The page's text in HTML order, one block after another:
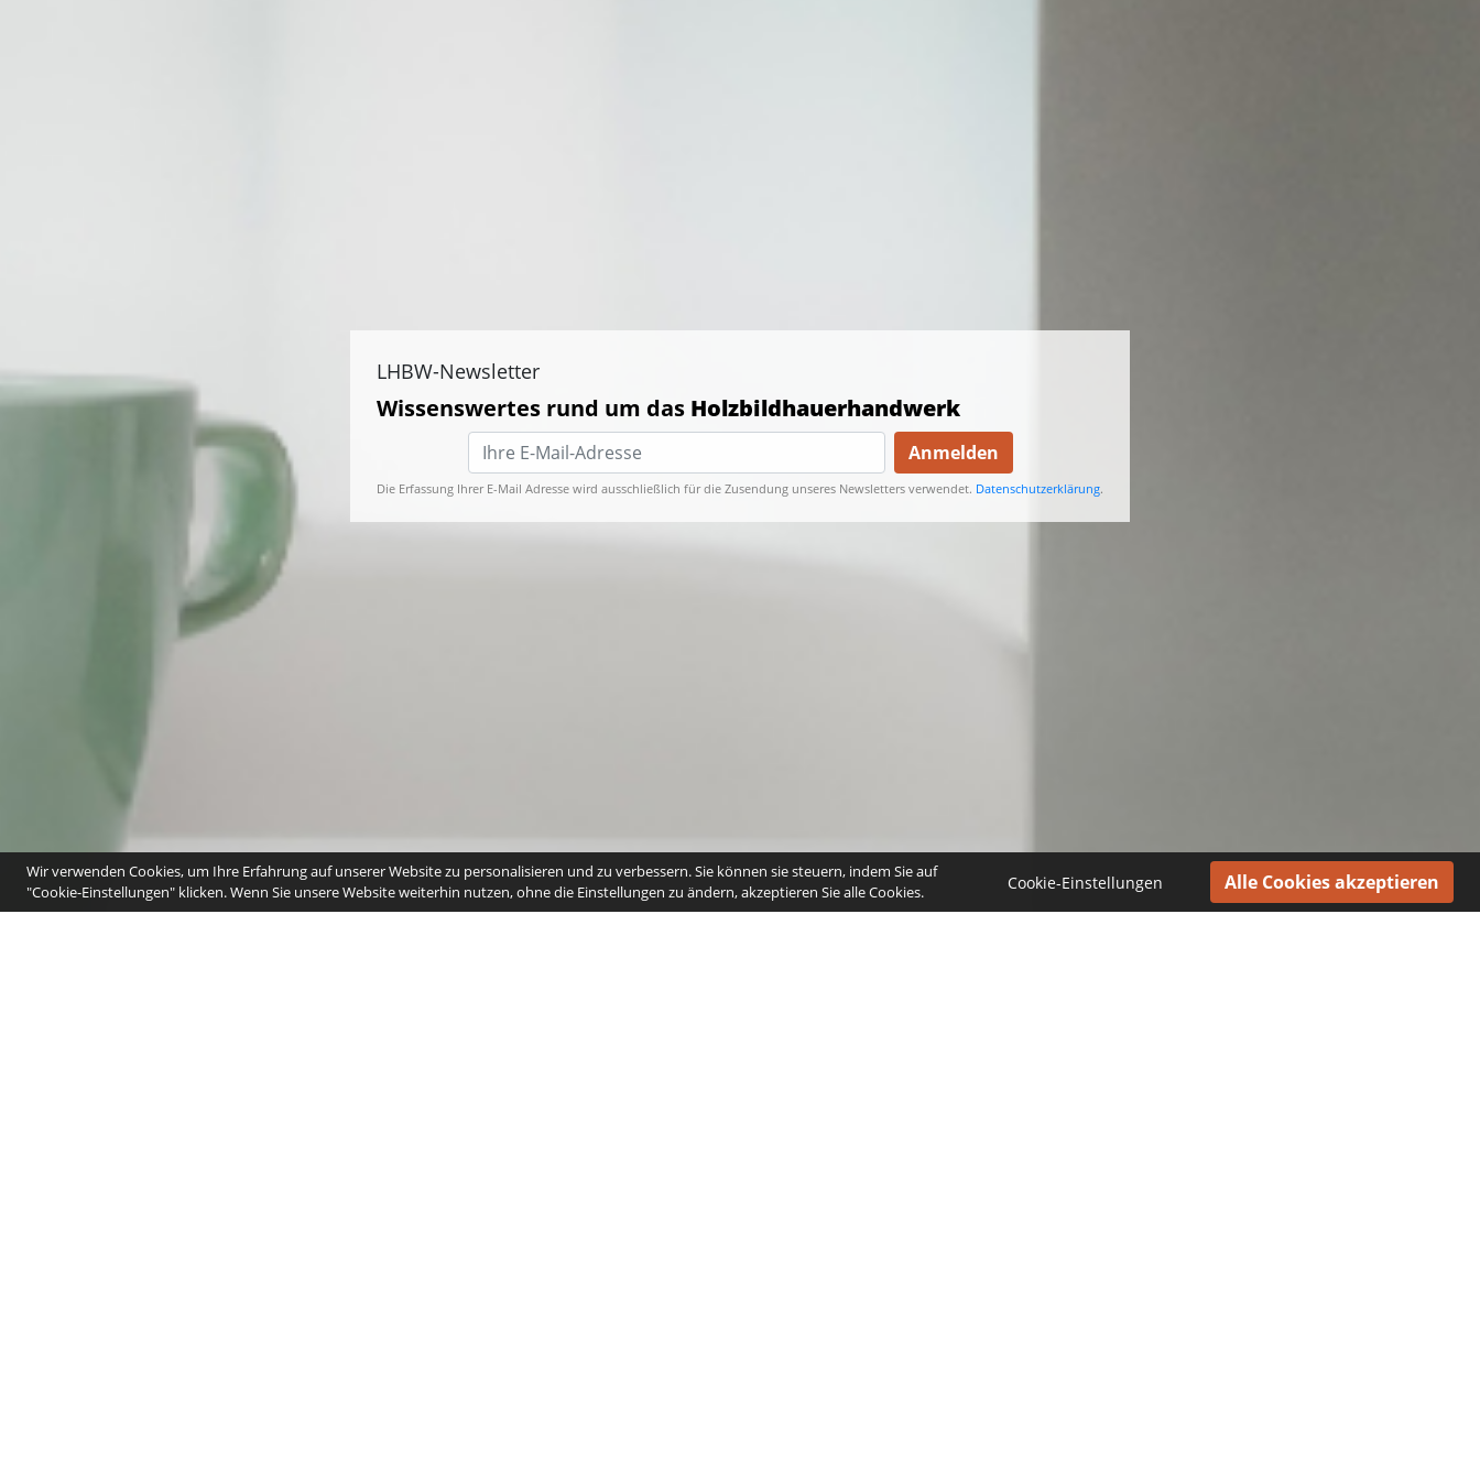
LHBW-Newsletter
Wissenswertes rund um das Holzbildhauerhandwerk
Anmelden
Die Erfassung Ihrer E-Mail Adresse wird ausschließlich für die Zusendung unseres Newsletters verwendet. Datenschutzerklärung.
Wir verwenden Cookies, um Ihre Erfahrung auf unserer Website zu personalisieren und zu verbessern. Sie können sie steuern, indem Sie auf
"Cookie-Einstellungen" klicken. Wenn Sie unsere Website weiterhin nutzen, ohne die Einstellungen zu ändern, akzeptieren Sie alle Cookies.
Cookie-Einstellungen